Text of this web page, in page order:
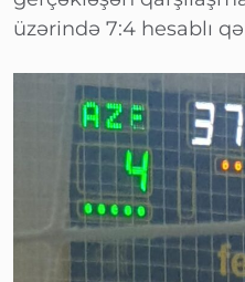
üzərində 7:4 hesablı